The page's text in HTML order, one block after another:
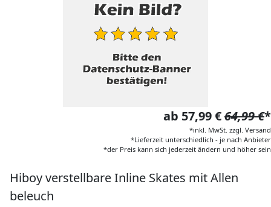
ab 57,99 €64,99 €*
*inkl. MwSt. zzgl. Versand
*Lieferzeit unterschiedlich - je nach Anbieter
*der Preis kann sich jederzeit ändern und höher sein
Hiboy verstellbare Inline Skates mit Allen
beleuch